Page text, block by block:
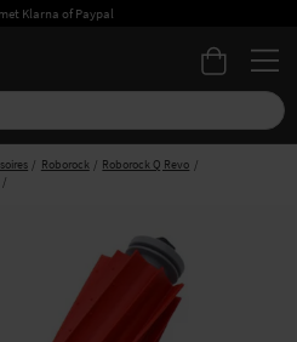
Klarna of Paypal
Roborock
Roborock Q Revo